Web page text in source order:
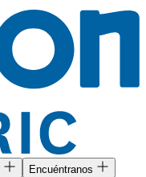
Encuéntranos